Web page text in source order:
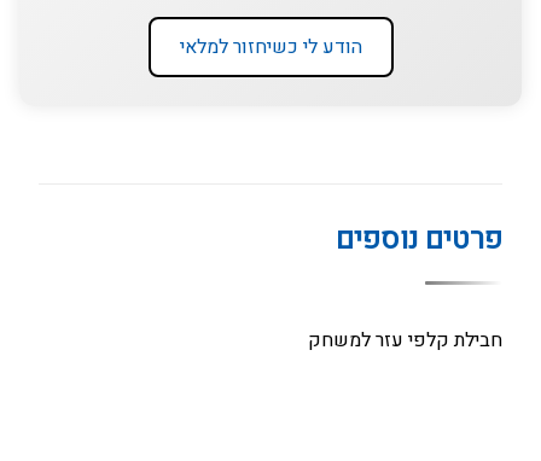
הודע לי כשיחזור למלאי
פרטים נוספים
חבילת קלפי עזר למשחק